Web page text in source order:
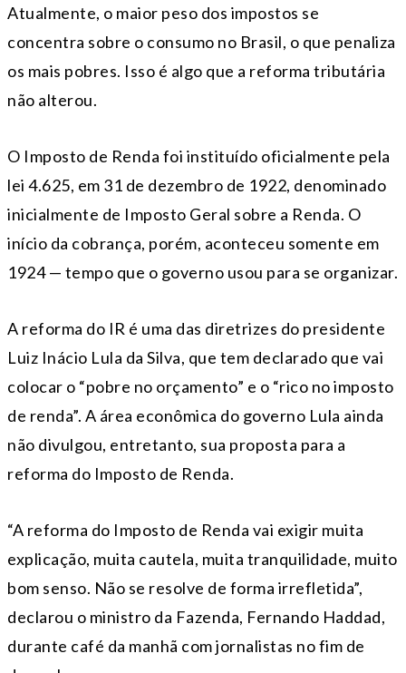
Atualmente, o maior peso dos impostos se
concentra sobre o consumo no Brasil, o que penaliza
os mais pobres. Isso é algo que a reforma tributária
não alterou.
O Imposto de Renda foi instituído oficialmente pela
lei 4.625, em 31 de dezembro de 1922, denominado
inicialmente de Imposto Geral sobre a Renda. O
início da cobrança, porém, aconteceu somente em
1924 — tempo que o governo usou para se organizar.
A reforma do IR é uma das diretrizes do presidente
Luiz Inácio Lula da Silva, que tem declarado que vai
colocar o “pobre no orçamento” e o “rico no imposto
de renda”. A área econômica do governo Lula ainda
não divulgou, entretanto, sua proposta para a
reforma do Imposto de Renda.
“A reforma do Imposto de Renda vai exigir muita
explicação, muita cautela, muita tranquilidade, muito
bom senso. Não se resolve de forma irrefletida”,
declarou o ministro da Fazenda, Fernando Haddad,
durante café da manhã com jornalistas no fim de